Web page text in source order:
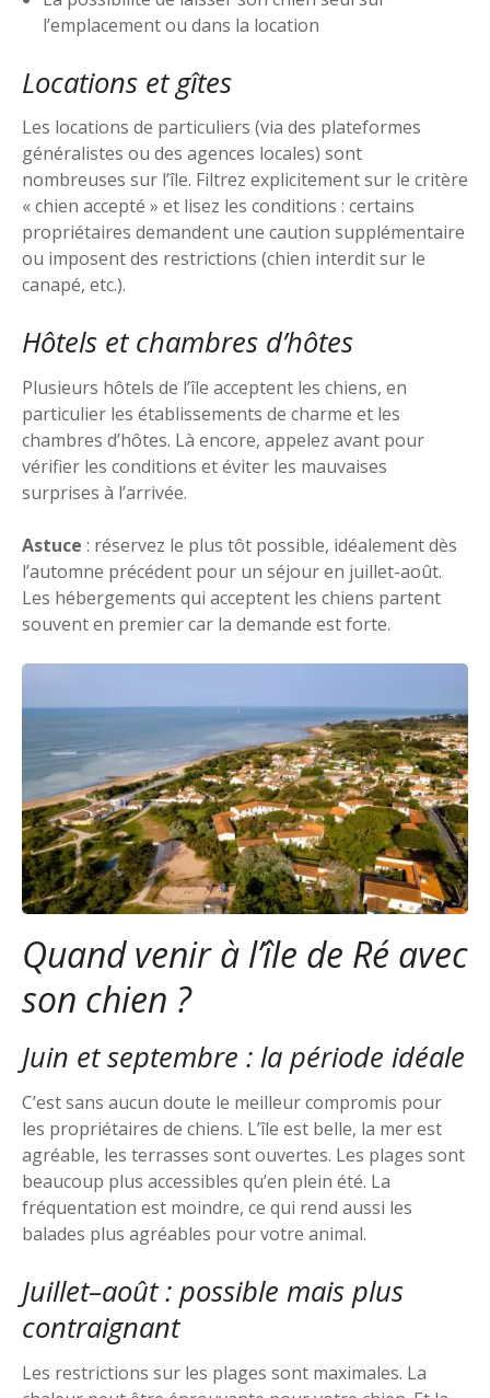
l’emplacement ou dans la location
Locations et gîtes
Les locations de particuliers (via des plateformes
généralistes ou des agences locales) sont
nombreuses sur l’île. Filtrez explicitement sur le critère
« chien accepté » et lisez les conditions : certains
propriétaires demandent une caution supplémentaire
ou imposent des restrictions (chien interdit sur le
canapé, etc.).
Hôtels et chambres d’hôtes
Plusieurs hôtels de l’île acceptent les chiens, en
particulier les établissements de charme et les
chambres d’hôtes. Là encore, appelez avant pour
vérifier les conditions et éviter les mauvaises
surprises à l’arrivée.
Astuce : réservez le plus tôt possible, idéalement dès
l’automne précédent pour un séjour en juillet-août.
Les hébergements qui acceptent les chiens partent
souvent en premier car la demande est forte.
Quand venir à l’île de Ré avec
son chien ?
Juin et septembre : la période idéale
C’est sans aucun doute le meilleur compromis pour
les propriétaires de chiens. L’île est belle, la mer est
agréable, les terrasses sont ouvertes. Les plages sont
beaucoup plus accessibles qu’en plein été. La
fréquentation est moindre, ce qui rend aussi les
balades plus agréables pour votre animal.
Juillet–août : possible mais plus
contraignant
Les restrictions sur les plages sont maximales. La